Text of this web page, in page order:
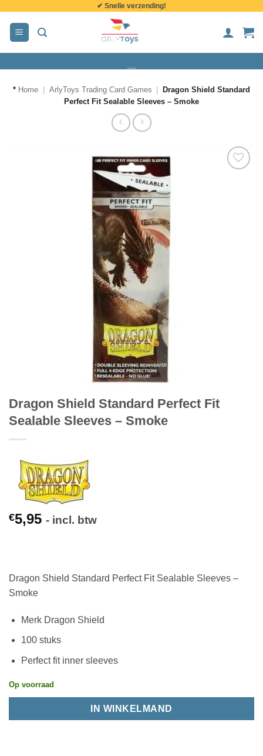
inhoud
✔ Snelle verzending!
* Home ArlyToys Trading Card Games
Dragon Shield Standard
Perfect Fit Sealable Sleeves – Smoke
Dragon Shield Standard Perfect Fit
Sealable Sleeves – Smoke
€5,95 - incl. btw
Dragon Shield Standard Perfect Fit Sealable Sleeves –
Smoke
Merk Dragon Shield
100 stuks
Perfect fit inner sleeves
Op voorraad
IN WINKELMAND